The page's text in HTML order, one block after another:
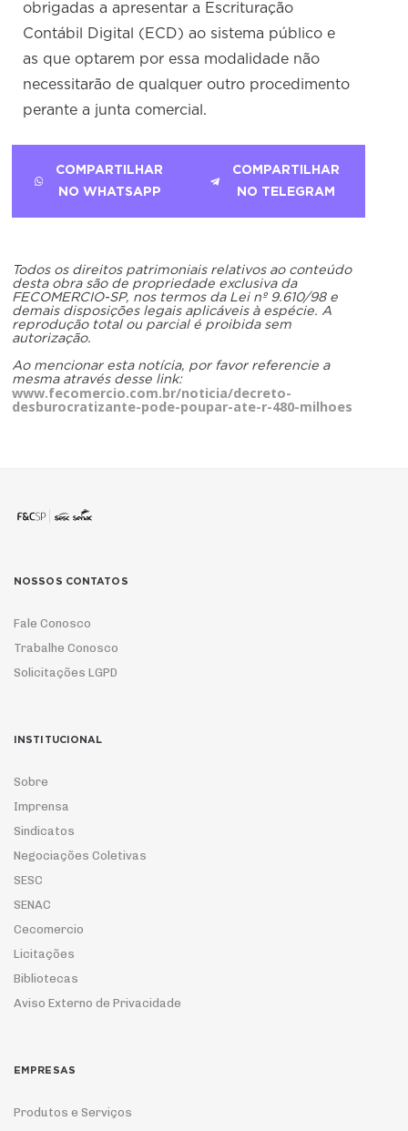
obrigadas a apresentar a Escrituração
Contábil Digital (ECD) ao sistema público e
as que optarem por essa modalidade não
necessitarão de qualquer outro procedimento
perante a junta comercial.
COMPARTILHAR
NO WHATSAPP
COMPARTILHAR
NO TELEGRAM
Todos os direitos patrimoniais relativos ao conteúdo
desta obra são de propriedade exclusiva da
FECOMERCIO-SP, nos termos da Lei nº 9.610/98 e
demais disposições legais aplicáveis à espécie. A
reprodução total ou parcial é proibida sem
autorização.
Ao mencionar esta notícia, por favor referencie a
mesma através desse link:
www.fecomercio.com.br/noticia/decreto-
desburocratizante-pode-poupar-ate-r-480-milhoes
NOSSOS CONTATOS
Fale Conosco
Trabalhe Conosco
Solicitações LGPD
INSTITUCIONAL
Sobre
Imprensa
Sindicatos
Negociações Coletivas
SESC
SENAC
Cecomercio
Licitações
Bibliotecas
Aviso Externo de Privacidade
EMPRESAS
Produtos e Serviços